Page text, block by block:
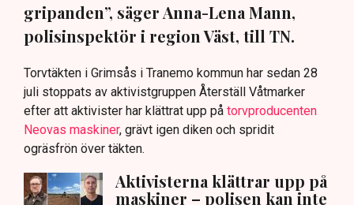
gripanden”, säger Anna-Lena Mann,
polisinspektör i region Väst, till TN.
Torvtäkten i Grimsås i Tranemo kommun har sedan 28
juli stoppats av aktivistgruppen Återställ Våtmarker
efter att aktivister har klättrat upp på torvproducenten
Neovas maskiner, grävt igen diken och spridit
ogräsfrön över täkten.
Aktivisterna klättrar upp på
maskiner – polisen kan inte